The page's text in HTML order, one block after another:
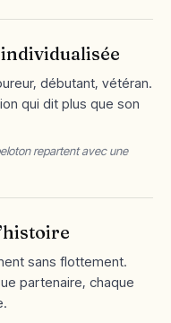
débutant, vétéran.
qui dit plus que son
repartent avec une
sans flottement.
partenaire, chaque